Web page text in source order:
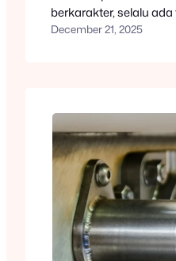
berkarakter, selalu
pengalaman panjang
edukasi. Awal…
December 21, 2025